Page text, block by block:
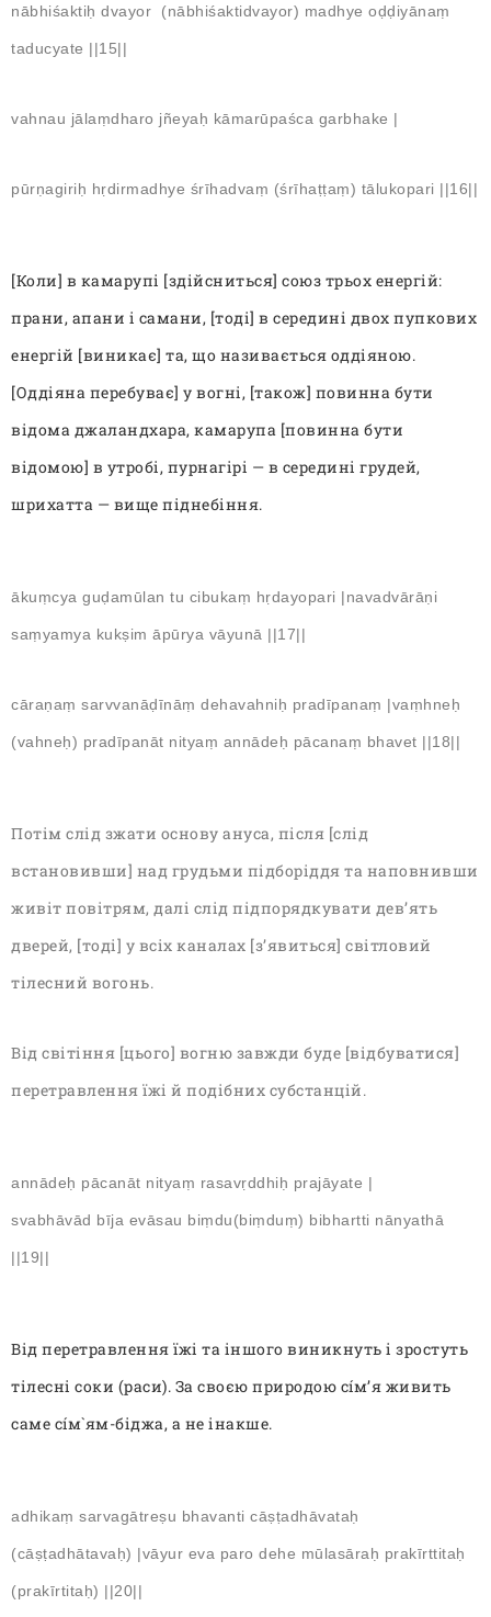
nābhiśaktiḥ dvayor (nābhiśaktidvayor) madhye oḍḍiyānaṃ
taducyate ||15||
vahnau jālaṃdharo jñeyaḥ kāmarūpaśca garbhake |
pūrṇagiriḥ hṛdirmadhye śrīhadvaṃ (śrīhaṭṭaṃ) tālukopari ||16||
[Коли] в камарупі [здійсниться] союз трьох енергій:
прани, апани і самани, [тоді] в середині двох пупкових
енергій [виникає] та, що називається оддіяною.
[Оддіяна перебуває] у вогні, [також] повинна бути
відома джаландхара, камарупа [повинна бути
відомою] в утробі, пурнагірі — в середині грудей,
шрихатта — вище піднебіння.
ākuṃcya guḍamūlan tu cibukaṃ hṛdayopari |navadvārāṇi
saṃyamya kukṣim āpūrya vāyunā ||17||
cāraṇaṃ sarvvanāḍīnāṃ dehavahniḥ pradīpanaṃ |vaṃhneḥ
(vahneḥ) pradīpanāt nityaṃ annādeḥ pācanaṃ bhavet ||18||
Потім слід зжати основу ануса, після [слід
встановивши] над грудьми підборіддя та наповнивши
живіт повітрям, далі слід підпорядкувати дев’ять
дверей, [тоді] у всіх каналах [з’явиться] світловий
тілесний вогонь.
Від світіння [цього] вогню завжди буде [відбуватися]
перетравлення їжі й подібних субстанцій.
annādeḥ pācanāt nityaṃ rasavṛddhiḥ prajāyate |
svabhāvād bīja evāsau biṃdu(biṃduṃ) bibhartti nānyathā
||19||
Від перетравлення їжі та іншого виникнуть і зростуть
тілесні соки (раси). За своєю природою сíм’я живить
саме сíм`ям-біджа, а не інакше.
adhikaṃ sarvagātreṣu bhavanti cāṣṭadhāvataḥ
(cāṣṭadhātavaḥ) |vāyur eva paro dehe mūlasāraḥ prakīrttitaḥ
(prakīrtitaḥ) ||20||